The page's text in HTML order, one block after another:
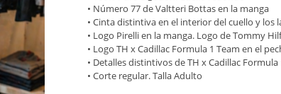
• Número 77 de Valtteri Bottas en la manga
• Cinta distintiva en el interior del cuello y los
• Logo Pirelli en la manga. Logo de Tommy
• Logo TH x Cadillac Formula 1 Team en el
• Detalles distintivos de TH x Cadillac Formula
• Corte regular. Talla Adulto